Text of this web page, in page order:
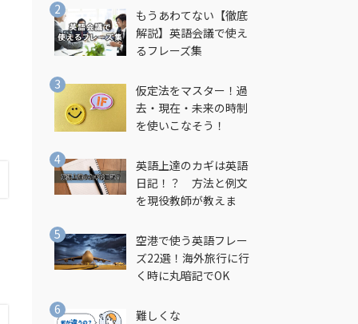
もうあわてない【徹底
解説】英語会議で使え
るフレーズ集
仮定法をマスター！過
去・現在・未来の時制
を使いこなそう！
英語上達のカギは英語
日記！？ 方法と例文
を現役教師が教えま
空港で使う英語フレー
ズ22選！海外旅行に行
く時に丸暗記でOK
難しくな